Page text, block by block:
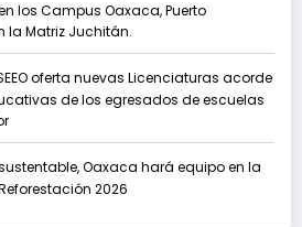
los Campus Oaxaca, Puerto
la Matriz Juchitán.
oferta nuevas Licenciaturas acorde
de los egresados de escuelas
Oaxaca hará equipo en la
2026